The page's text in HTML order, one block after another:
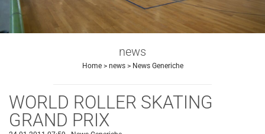
news
Home> news> News Generiche
WORLD ROLLER SKATING
GRAND PRIX